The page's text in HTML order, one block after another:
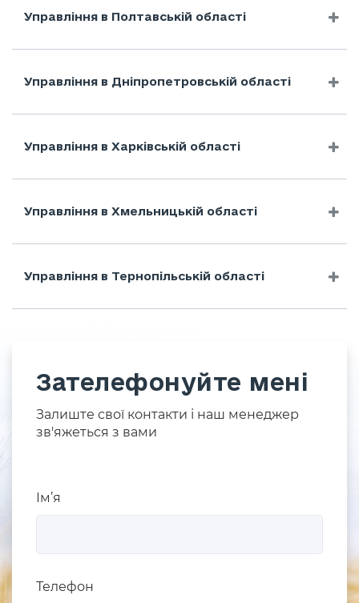
Управління в Полтавській області
Управління в Дніпропетровській області
Управління в Харківській області
Управління в Хмельницькій області
Управління в Тернопільській області
Зателефонуйте мені
Залиште свої контакти і наш менеджер
зв'яжеться з вами
Ім’я
Телефон